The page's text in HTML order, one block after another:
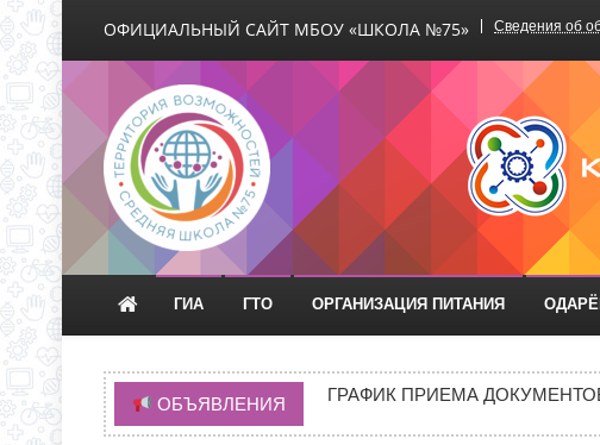
ОФИЦИАЛЬНЫЙ САЙТ МБОУ «ШКОЛА №75» Сведения об
Официальный сайт
ГИА ГТО ОРГАНИЗАЦИЯ ПИТАНИЯ
ОБЪЯВЛЕНИЯ
С 1 СЕНТЯБРЯ 2026 ГОДА В
ГРАФИК ПРИЕМА
ИНФОРМАЦИЯ ОБ